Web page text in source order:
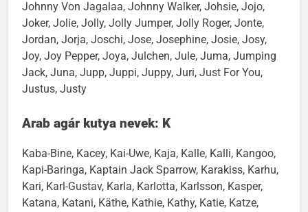
Johnny Von Jagalaa, Johnny Walker, Johsie, Jojo,
Joker, Jolie, Jolly, Jolly Jumper, Jolly Roger, Jonte,
Jordan, Jorja, Joschi, Jose, Josephine, Josie, Josy,
Joy, Joy Pepper, Joya, Julchen, Jule, Juma, Jumping
Jack, Juna, Jupp, Juppi, Juppy, Juri, Just For You,
Justus, Justy
Arab agár kutya nevek: K
Kaba-Bine, Kacey, Kai-Uwe, Kaja, Kalle, Kalli, Kangoo,
Kapi-Baringa, Kaptain Jack Sparrow, Karakiss, Karhu,
Kari, Karl-Gustav, Karla, Karlotta, Karlsson, Kasper,
Katana, Katani, Käthe, Kathie, Kathy, Katie, Katze,